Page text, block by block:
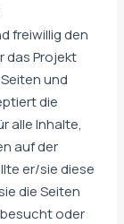
freiwillig den
das Projekt
und
die
alle Inhalte,
auf der
er/sie diese
die Seiten
oder